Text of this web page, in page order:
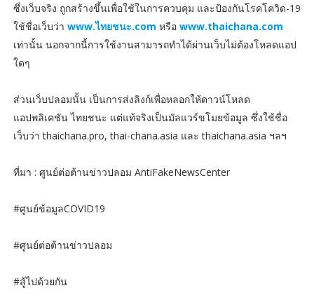
ซึ่งเว็บจริง ถูกสร้างขึ้นเพื่อใช้ในการควบคุม และป้องกันโรคโควิด-19
ใช้ชื่อเว็บว่า www.ไทยชนะ.com หรือ www.thaichana.com
เท่านั้น นอกจากนี้การใช้งานสามารถทำได้ผ่านเว็บไม่ต้องโหลดแอป
ใดๆ
ส่วนเว็บปลอมนั้น เป็นการส่งลิงก์เพื่อหลอกให้ดาวน์โหลด
แอปพลิเคชัน ไทยชนะ แต่แท้จริงเป็นมัลแวร์ขโมยข้อมูล ซึ่งใช้ชื่อ
เว็บว่า thaichana.pro, thai-chana.asia และ thaichana.asia ฯลฯ
ที่มา : ศูนย์ต่อต้านข่าวปลอม AntiFakeNewsCenter
#ศูนย์ข้อมูลCOVID19
#ศูนย์ต่อต้านข่าวปลอม
#สู้ไปด้วยกัน